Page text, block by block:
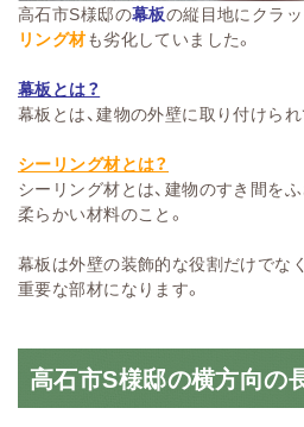
高石市S様邸の幕板の縦目地にクラ
リング材も劣化していました。
幕板とは？
幕板とは、建物の外壁に取り付けら
シーリング材とは？
シーリング材とは、建物のすき間を
柔らかい材料のこと。
幕板は外壁の装飾的な役割だけでな
重要な部材になります。
高石市S様邸の横方向の